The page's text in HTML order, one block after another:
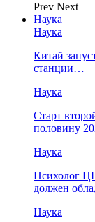
Prev Next
Наука
Наука
Китай
станции…
Наука
Старт
половину
Наука
Психолог
должен
Наука